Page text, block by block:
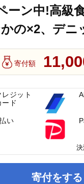
ーン中!高級
の×2、デニ
寄付額
寄付をする
レジット
ード
い
決